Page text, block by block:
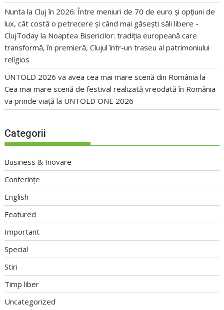
Nunta la Cluj în 2026: Între meniuri de 70 de euro și opțiuni de
lux, cât costă o petrecere și când mai găsești săli libere -
ClujToday la Noaptea Bisericilor: tradiția europeană care
transformă, în premieră, Clujul într-un traseu al patrimoniului
religios
UNTOLD 2026 va avea cea mai mare scenă din România la
Cea mai mare scenă de festival realizată vreodată în România
va prinde viață la UNTOLD ONE 2026
Categorii
Business & Inovare
Conferințe
English
Featured
Important
Special
Stiri
Timp liber
Uncategorized